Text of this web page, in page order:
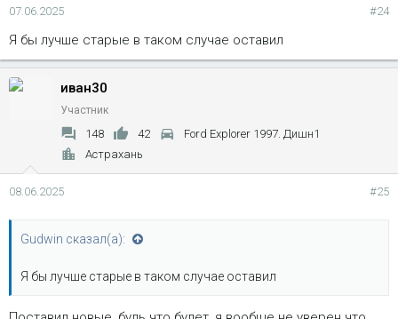
07.06.2025 #24
Я бы лучше старые в таком случае оставил
иван30
Участник
148 42
Ford Explorer 1997. Дишн1
Астрахань
08.06.2025 #25
Gudwin сказал(а):
Я бы лучше старые в таком случае оставил